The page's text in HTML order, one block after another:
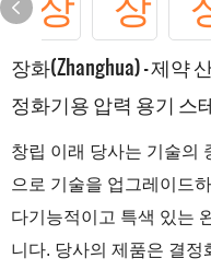
장화(Zhanghua) - 제약
정화기용 압력 용기 스
창립 이래 당사는 기술의
으로 기술을 업그레이드
다기능적이고 특색 있는
니다. 당사의 제품은 결정